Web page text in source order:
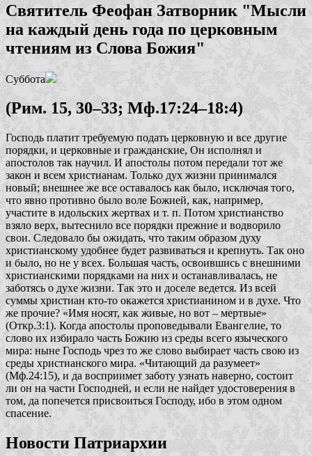
Святитель Феофан Затворник "Мысли
на каждый день года по церковным
чтениям из Слова Божия"
Суббота
(Рим. 15, 30–33; Мф.17:24–18:4)
Господь платит требуемую подать церковную и все другие
порядки, и церковные и гражданские, Он исполнял и
апостолов так научил. И апостолы потом передали тот же
закон и всем христианам. Только дух жизни принимался
новый; внешнее же все оставалось как было, исключая того,
что явно противно было воле Божией, как, например,
участите в идольских жертвах и т. п. Потом христианство
взяло верх, вытеснило все порядки прежние и водворило
свои. Следовало бы ожидать, что таким образом духу
христианскому удобнее будет развиваться и крепнуть. Так оно
и было, но не у всех. Большая часть, освоившись с внешними
христианскими порядками на них и останавливалась, не
заботясь о духе жизни. Так это и доселе ведется. Из всей
суммы христиан кто-то окажется христианином и в духе. Что
же прочие? «Имя носят, как живые, но вот – мертвые»
(Откр.3:1). Когда апостолы проповедывали Евангелие, то
слово их избирало часть Божию из среды всего языческого
мира: ныне Господь чрез то же слово выбирает часть свою из
среды христианского мира. «Читающий да разумеет»
(Мф.24:15), и да восприимет заботу узнать наверно, состоит
ли он на части Господней, и если не найдет удостоверения в
том, да попечется присвоиться Господу, ибо в этом одном
спасение.
Новости Патриархии